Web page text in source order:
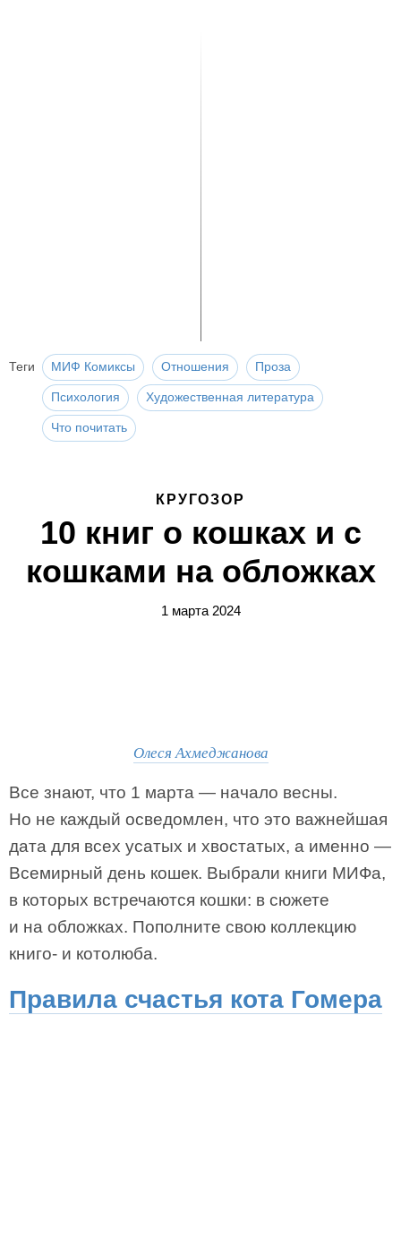
Теги МИФ Комиксы Отношения Проза
Психология Художественная литература
Что почитать
КРУГОЗОР
10 книг о кошках и с
кошками на обложках
1 марта 2024
Олеся Ахмеджанова
Все знают, что 1 марта — начало весны.
Но не каждый осведомлен, что это важнейшая
дата для всех усатых и хвостатых, а именно —
Всемирный день кошек. Выбрали книги МИФа,
в которых встречаются кошки: в сюжете
и на обложках. Пополните свою коллекцию
книго- и котолюба.
Правила счастья кота Гомера